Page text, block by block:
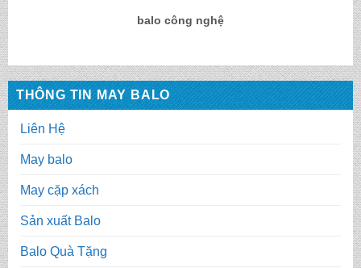
THÔNG TIN MAY BALO
Liên Hệ
May balo
May cặp xách
Sản xuất Balo
Balo Quà Tặng
balo công nghệ